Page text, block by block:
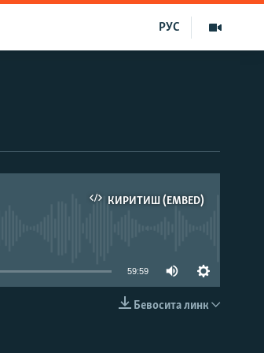
РУС
КИРИТИШ (EMBED)
59:59
Бевосита линк